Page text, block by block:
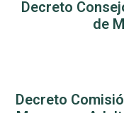
Decreto
de
Decreto